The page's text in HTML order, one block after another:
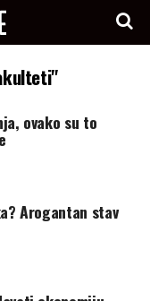
ovako su to
Arogantan stav